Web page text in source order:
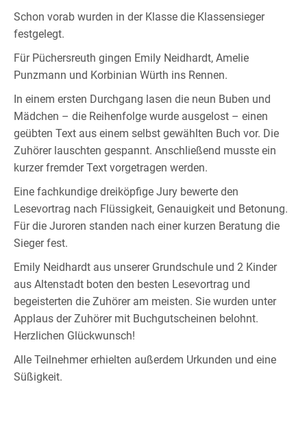
Schon vorab wurden in der Klasse die Klassensieger
festgelegt.
Für Püchersreuth gingen Emily Neidhardt, Amelie
Punzmann und Korbinian Würth ins Rennen.
In einem ersten Durchgang lasen die neun Buben und
Mädchen – die Reihenfolge wurde ausgelost – einen
geübten Text aus einem selbst gewählten Buch vor. Die
Zuhörer lauschten gespannt. Anschließend musste ein
kurzer fremder Text vorgetragen werden.
Eine fachkundige dreiköpfige Jury bewerte den
Lesevortrag nach Flüssigkeit, Genauigkeit und Betonung.
Für die Juroren standen nach einer kurzen Beratung die
Sieger fest.
Emily Neidhardt aus unserer Grundschule und 2 Kinder
aus Altenstadt boten den besten Lesevortrag und
begeisterten die Zuhörer am meisten. Sie wurden unter
Applaus der Zuhörer mit Buchgutscheinen belohnt.
Herzlichen Glückwunsch!
Alle Teilnehmer erhielten außerdem Urkunden und eine
Süßigkeit.